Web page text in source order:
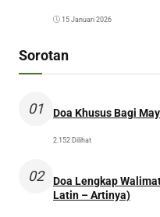
15 Januari 2026
Sorotan
01 Doa Khusus Bagi
2.152 Dilihat
02
Doa Lengkap
Latin – Artinya)